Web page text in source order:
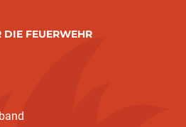
FEUERWEHR